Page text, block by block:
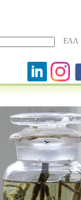
ΕΛΛ